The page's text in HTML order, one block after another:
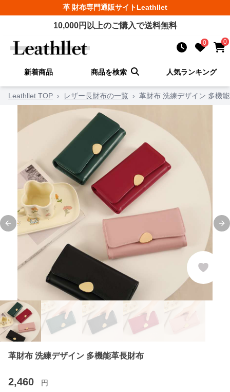
革 財布専門通販サイトLeathllet
10,000円以上のご購入で送料無料
0 0
新着商品 商品を検索 人気ランキング
Leathllet TOP › レザー長財布の一覧 › 革財布 洗練デザイン 多機
Previous slide
革財布 洗練デザイン 多機能革長財布
2,460 円